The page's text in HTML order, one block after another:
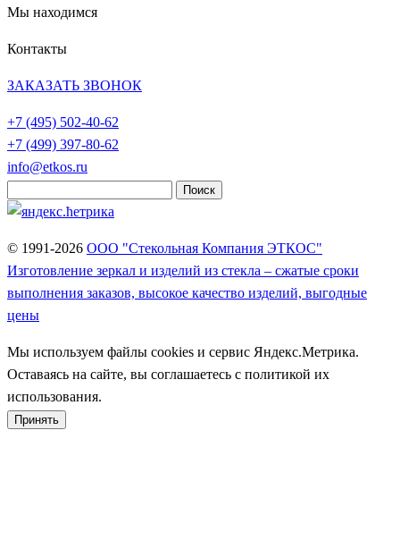
Мы находимся
Контакты
ЗАКАЗАТЬ ЗВОНОК
+7 (495) 502-40-62
+7 (499) 397-80-62
info@etkos.ru
© 1991-2026 ООО "Стекольная Компания ЭТКОС"
Изготовление зеркал и изделий из стекла – сжатые сроки
выполнения заказов, высокое качество изделий, выгодные
цены
Мы используем файлы cookies и сервис Яндекс.Метрика.
Оставаясь на сайте, вы соглашаетесь с политикой их
использования.
Принять